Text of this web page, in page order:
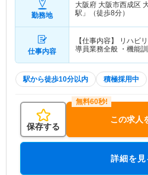
勤務地
大阪府 大阪市西成区
駅」（徒歩8分）
仕事内容
【仕事内容】 リハビ
導員業務全般 ・機能
駅から徒歩10分以内 積極採用中
保存する
この求人
詳細を見